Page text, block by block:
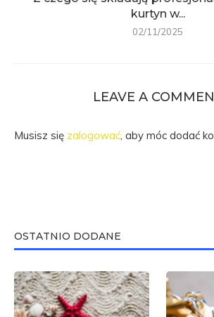
kurtyn w...
02/11/2025
LEAVE A
Musisz się zalogować, aby móc dodać
OSTATNIO DODANE